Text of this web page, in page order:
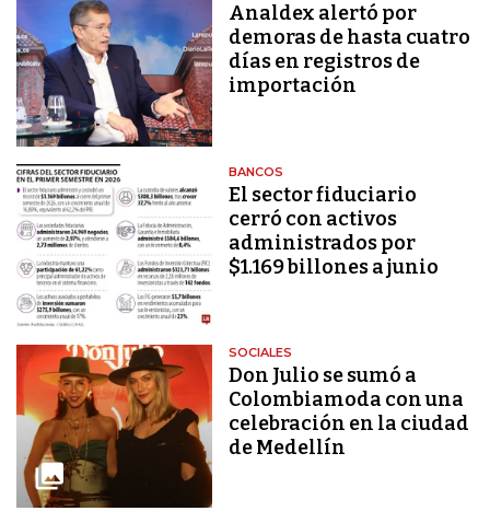
Analdex alertó por
demoras de hasta cuatro
días en registros de
importación
BANCOS
El sector fiduciario
cerró con activos
administrados por
$1.169 billones a junio
SOCIALES
Don Julio se sumó a
Colombiamoda con una
celebración en la ciudad
de Medellín